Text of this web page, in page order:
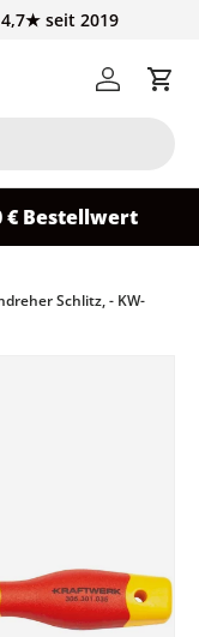
seit 2019
Einloggen
€ Bestellwert
Schlitz, - KW-